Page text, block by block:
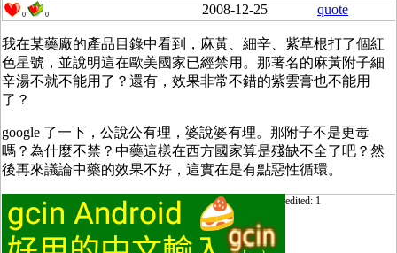
0 0 2008-12-25 quote
我在某藥廠的產品目錄中看到，麻黃、細辛、紫草根打了個紅
色星號，並說明這在歐美國家已經禁用。那著名的麻黃附子細
辛湯不就不能用了？還有，效果非常不錯的紫雲膏也不能用
了？
google 了一下，公說公有理，婆說婆有理。那附子不是更毒
嗎？為什麼不禁？中藥這樣在西方國家算是殘缺不全了吧？然
後再來議論中藥的效果不好，這實在是有點惡性循環。
edited: 1